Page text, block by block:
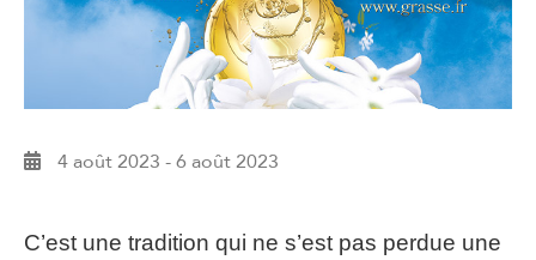
4 août 2023 -6 août 2023
C’est une tradition qui ne s’est pas perdue une